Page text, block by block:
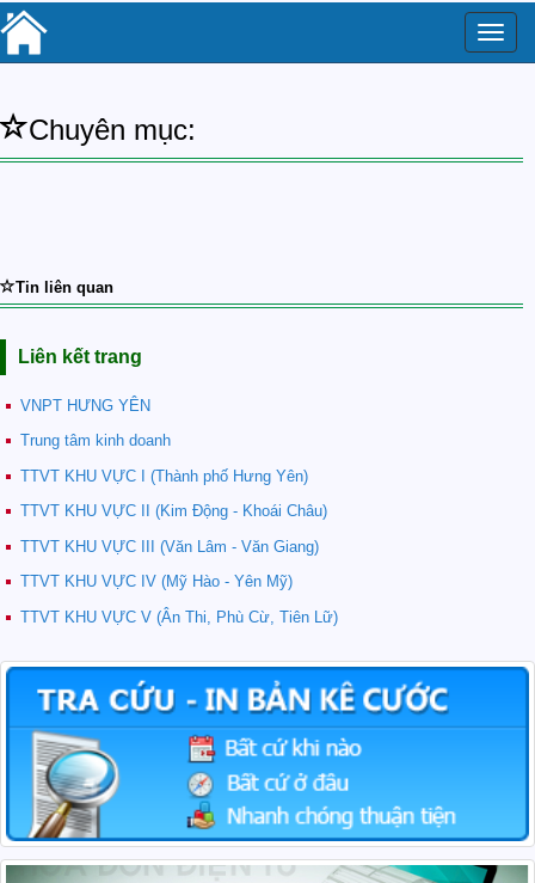
Toggle
Chuyên mục:
Tin liên quan
Liên kết trang
VNPT HƯNG YÊN
Trung tâm kinh doanh
TTVT KHU VỰC I (Thành phố Hưng Yên)
TTVT KHU VỰC II (Kim Động - Khoái Châu)
TTVT KHU VỰC III (Văn Lâm - Văn Giang)
TTVT KHU VỰC IV (Mỹ Hào - Yên Mỹ)
TTVT KHU VỰC V (Ân Thi, Phù Cừ, Tiên Lữ)